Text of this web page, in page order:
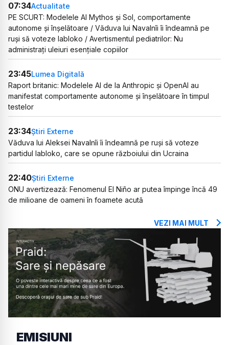
07:34Actualitate
PE SCURT: Modelele AI Mythos și Sol, comportamente
autonome și înșelătoare / Văduva lui Navalnîi îi îndeamnă pe
ruși să voteze Iabloko / Avertismentul pediatrilor: Nu
administrați uleiuri esențiale copiilor
23:45Lumea Digitală
Raport britanic: Modelele AI de la Anthropic și OpenAI au
manifestat comportamente autonome și înșelătoare în timpul
testelor
23:34Știri Externe
Văduva lui Aleksei Navalnîi îi îndeamnă pe ruși să voteze
partidul Iabloko, care se opune războiului din Ucraina
22:40Știri Externe
ONU avertizează: Fenomenul El Niño ar putea împinge încă 49
de milioane de oameni în foamete acută
VEZI MAI MULT
EMISIUNI